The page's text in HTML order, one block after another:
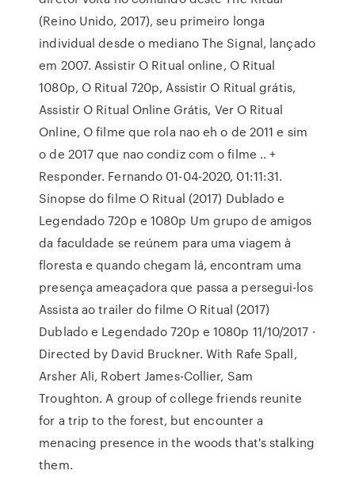
(Reino Unido, 2017), seu primeiro longa
individual desde o mediano The Signal, lançado
em 2007. Assistir O Ritual online, O Ritual
1080p, O Ritual 720p, Assistir O Ritual grátis,
Assistir O Ritual Online Grátis, Ver O Ritual
Online, O filme que rola nao eh o de 2011 e sim
o de 2017 que nao condiz com o filme .. +
Responder. Fernando 01-04-2020, 01:11:31.
Sinopse do filme O Ritual (2017) Dublado e
Legendado 720p e 1080p Um grupo de amigos
da faculdade se reúnem para uma viagem à
floresta e quando chegam lá, encontram uma
presença ameaçadora que passa a persegui-los
Assista ao trailer do filme O Ritual (2017)
Dublado e Legendado 720p e 1080p 11/10/2017 ·
Directed by David Bruckner. With Rafe Spall,
Arsher Ali, Robert James-Collier, Sam
Troughton. A group of college friends reunite
for a trip to the forest, but encounter a
menacing presence in the woods that's stalking
them.